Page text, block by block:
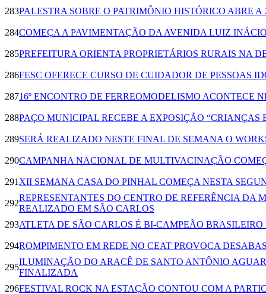
283PALESTRA SOBRE O PATRIMÔNIO HISTÓRICO ABRE
284COMEÇA A PAVIMENTAÇÃO DA AVENIDA LUIZ
285PREFEITURA ORIENTA PROPRIETÁRIOS RURAIS NA
286FESC OFERECE CURSO DE CUIDADOR DE PESSOAS
28716º ENCONTRO DE FERREOMODELISMO ACONTECE
288PAÇO MUNICIPAL RECEBE A EXPOSIÇÃO “CRIANÇAS
289SERÁ REALIZADO NESTE FINAL DE SEMANA O
290CAMPANHA NACIONAL DE MULTIVACINAÇÃO
291 XII SEMANA CASA DO PINHAL COMEÇA NESTA
292
REPRESENTANTES DO CENTRO DE REFERÊNCIA
REALIZADO EM SÃO CARLOS
293ATLETA DE SÃO CARLOS É BI-CAMPEÃO
294ROMPIMENTO EM REDE NO CEAT PROVOCA
295
ILUMINAÇÃO DO ARACÊ DE SANTO ANTÔNIO
FINALIZADA
296FESTIVAL ROCK NA ESTAÇÃO CONTOU COM A